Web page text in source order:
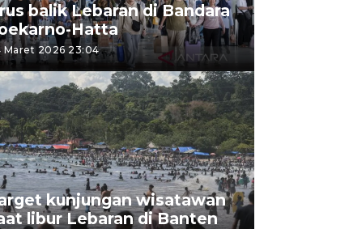
balik Lebaran di Bandara
Hatta
Maret 2026 23:04
kunjungan wisatawan
libur Lebaran di Banten